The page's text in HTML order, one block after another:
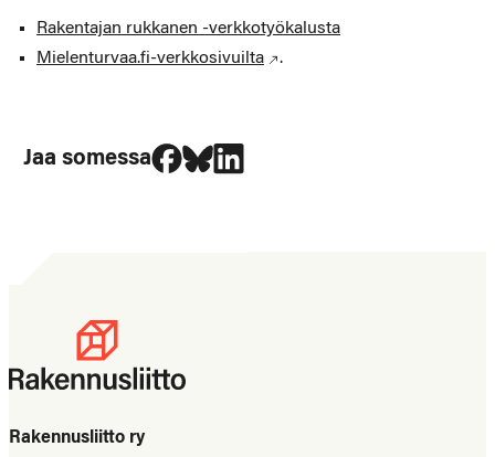
Rakentajan rukkanen -verkkotyökalusta
Mielenturvaa.fi-verkkosivuilta
.
Jaa somessa
Jaa Facebookissa
Jaa Blueskyssa
Jaa LinkedIn:ssä
Rakennusliitto ry